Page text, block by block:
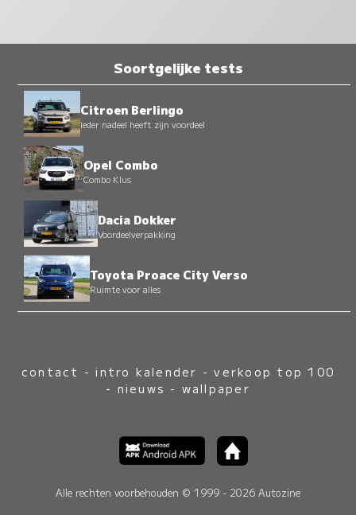
Soortgelijke tests
Citroen Berlingo
Ieder nadeel heeft zijn voordeel
Opel Combo
Combo Klus
Dacia Dokker
Voordeelverpakking
Toyota Proace City Verso
Ruimte voor alles
contact -intro kalender -verkoop top 100
- nieuws - wallpaper
Alle rechten voorbehouden © 1999 - 2026 Autozine